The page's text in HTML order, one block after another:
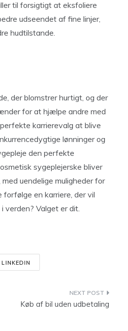
til forsigtigt at eksfoliere
udseendet af fine linjer,
hudtilstande.
der blomstrer hurtigt, og der
for at hjælpe andre med
karrierevalg at blive
lønninger og
den perfekte
sygeplejerske bliver
uendelige muligheder for
en karriere, der vil
verden? Valget er dit.
LINKEDIN
Køb af bil uden udbetaling